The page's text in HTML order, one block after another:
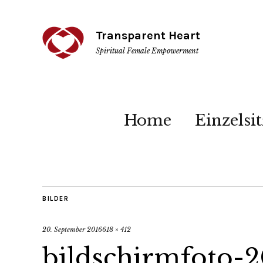
Transparent Heart
Spiritual Female Empowerment
Home
BILDER
20. September 2016618 × 412